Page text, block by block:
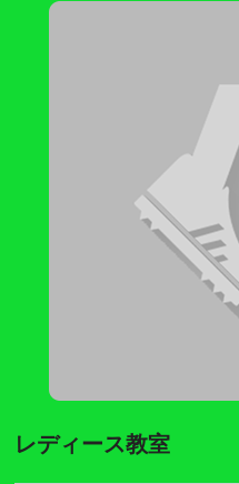
レディース教室